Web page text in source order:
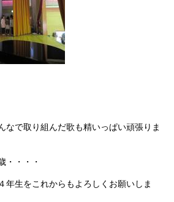
なで取り組んだ歌も精いっぱい頑張りま
・・・・
年生をこれからもよろしくお願いしま